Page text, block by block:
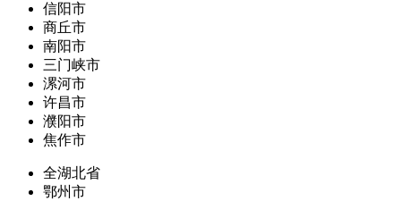
信阳市
商丘市
南阳市
三门峡市
漯河市
许昌市
濮阳市
焦作市
全湖北省
鄂州市